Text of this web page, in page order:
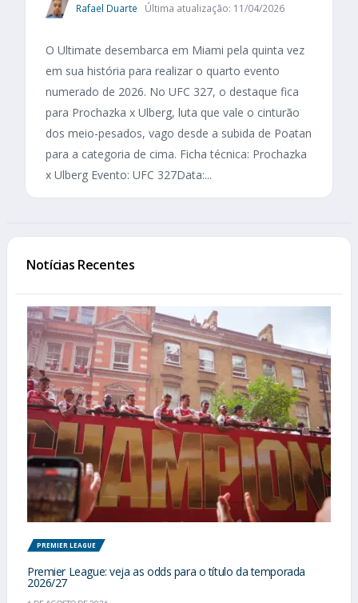
Rafael Duarte Última atualização: 11/04/2026
O Ultimate desembarca em Miami pela quinta vez
em sua história para realizar o quarto evento
numerado de 2026. No UFC 327, o destaque fica
para Prochazka x Ulberg, luta que vale o cinturão
dos meio-pesados, vago desde a subida de Poatan
para a categoria de cima. Ficha técnica: Prochazka
x Ulberg Evento: UFC 327Data:...
Notícias Recentes
PREMIER LEAGUE
Premier League: veja as odds para o título da temporada
2026/27